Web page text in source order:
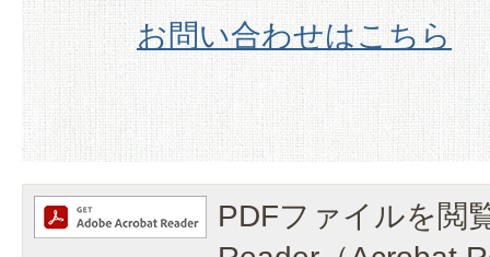
お問い合わせはこちら
PDFファイルを閲